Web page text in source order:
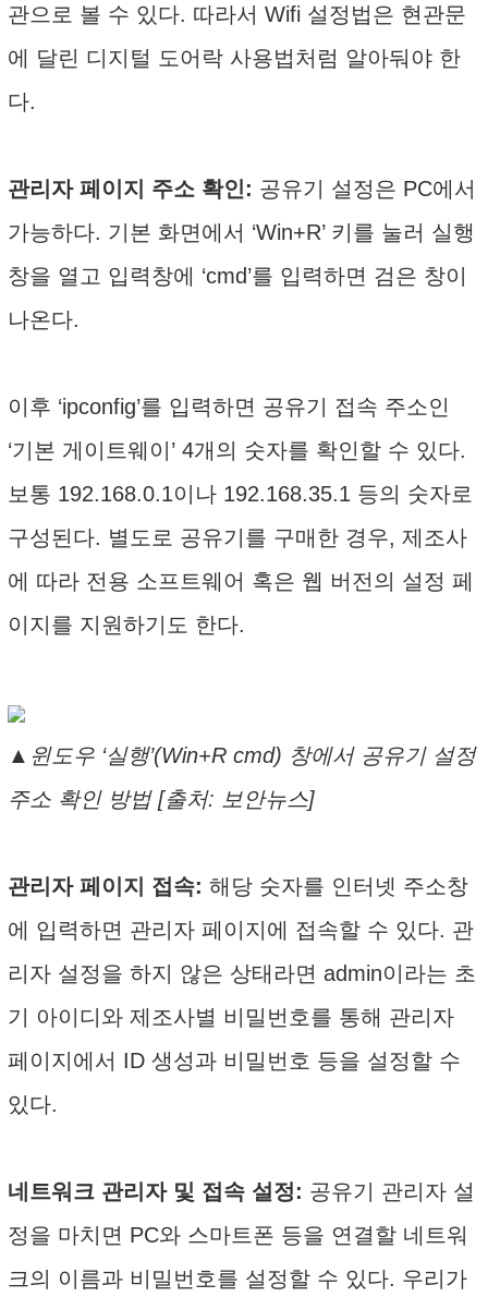
관으로 볼 수 있다. 따라서 Wifi 설정법은 현관문
에 달린 디지털 도어락 사용법처럼 알아둬야 한
다.
관리자 페이지 주소 확인: 공유기 설정은 PC에서
가능하다. 기본 화면에서 ‘Win+R’ 키를 눌러 실행
창을 열고 입력창에 ‘cmd’를 입력하면 검은 창이
나온다.
이후 ‘ipconfig’를 입력하면 공유기 접속 주소인
‘기본 게이트웨이’ 4개의 숫자를 확인할 수 있다.
보통 192.168.0.1이나 192.168.35.1 등의 숫자로
구성된다. 별도로 공유기를 구매한 경우, 제조사
에 따라 전용 소프트웨어 혹은 웹 버전의 설정 페
이지를 지원하기도 한다.
▲윈도우 ‘실행’(Win+R cmd) 창에서 공유기 설정
주소 확인 방법 [출처: 보안뉴스]
관리자 페이지 접속: 해당 숫자를 인터넷 주소창
에 입력하면 관리자 페이지에 접속할 수 있다. 관
리자 설정을 하지 않은 상태라면 admin이라는 초
기 아이디와 제조사별 비밀번호를 통해 관리자
페이지에서 ID 생성과 비밀번호 등을 설정할 수
있다.
네트워크 관리자 및 접속 설정: 공유기 관리자 설
정을 마치면 PC와 스마트폰 등을 연결할 네트워
크의 이름과 비밀번호를 설정할 수 있다. 우리가